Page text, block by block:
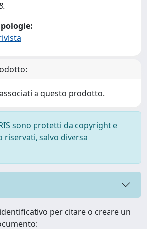
a questo prodotto.
sono protetti da copyright e
salvo diversa
per citare o creare un